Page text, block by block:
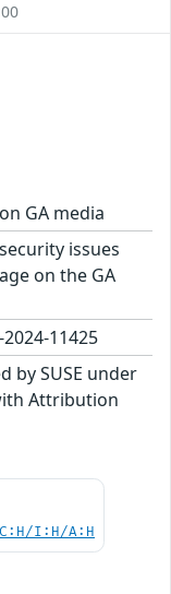
GA media
issues
on the GA
11425
by SUSE under
Attribution
I:H/A:H